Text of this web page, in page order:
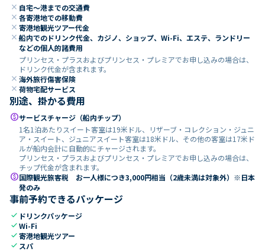
close 自宅～港までの交通費
close 各寄港地での移動費
close 寄港地観光ツアー代金
close 船内でのドリンク代金、カジノ、ショップ、Wi-Fi、エステ、ランドリー
などの個人的諸費用
プリンセス・プラスおよびプリンセス・プレミアでお申し込みの場合は、
ドリンク代金が含まれます。
close 海外旅行傷害保険
close 荷物宅配サービス
別途、掛かる費用
paidサービスチャージ（船内チップ）
1名1泊あたりスイート客室は19米ドル、リザーブ・コレクション・ジュニ
ア・スイート、ジュニアスイート客室は18米ドル、その他の客室は17米ド
ルが船内会計に自動的にチャージされます。
プリンセス・プラスおよびプリンセス・プレミアでお申し込みの場合は、
チップ代金が含まれます。
paid国際観光旅客税 お一人様につき3,000円相当（2歳未満は対象外）※日本
発のみ
事前予約できるパッケージ
check ドリンクパッケージ
checkWi-Fi
check寄港地観光ツアー
check スパ